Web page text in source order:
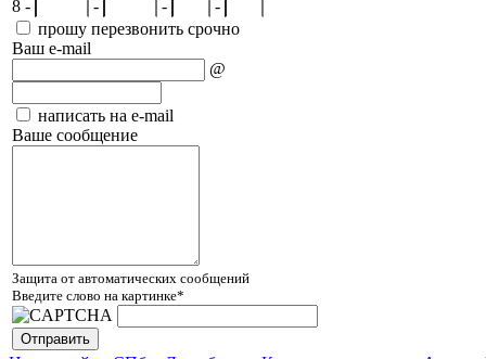
8 -
- -
-
прошу перезвонить срочно
Ваш e-mail
@
написать на e-mail
Ваше сообщение
Защита от автоматических сообщений
Введите слово на картинке*